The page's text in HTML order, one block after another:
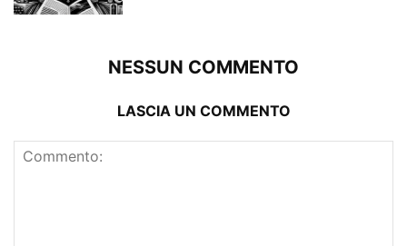
NESSUN COMMENTO
LASCIA UN COMMENTO